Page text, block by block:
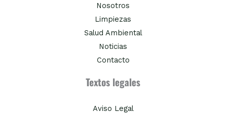
Nosotros
Limpiezas
Salud Ambiental
Noticias
Contacto
Textos legales
Aviso Legal